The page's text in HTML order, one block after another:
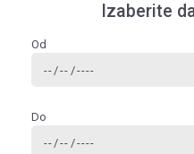
Izaberite
Od
Do